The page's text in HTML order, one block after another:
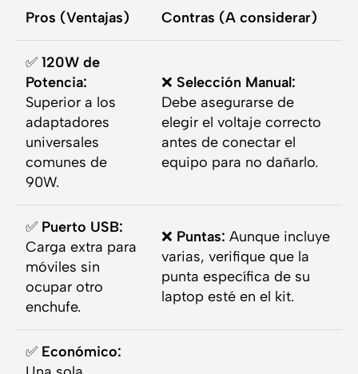
Pros (Ventajas) Contras (A considerar)
✅ 120W de
Potencia:
Superior a los
adaptadores
universales
comunes de
90W.
❌ Selección Manual:
Debe asegurarse de
elegir el voltaje correcto
antes de conectar el
equipo para no dañarlo.
✅ Puerto USB:
Carga extra para
móviles sin
ocupar otro
enchufe.
❌ Puntas: Aunque incluye
varias, verifique que la
punta específica de su
laptop esté en el kit.
✅ Económico: